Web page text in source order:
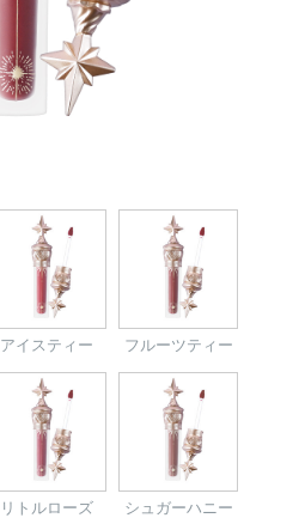
アイスティー フルーツティー
リトルローズ シュガーハニー